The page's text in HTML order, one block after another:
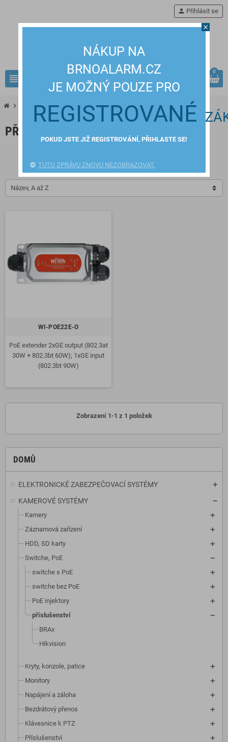
view_headline
person Přihlásit se
0
chevron_right KAMEROVÉ SYSTÉMY chevron_rightSwitche, PoE chevron_right příslušenství
DOMŮ
ELEKTRONICKÉ ZABEZPEČOVACÍ SYSTÉMY
KAMEROVÉ SYSTÉMY
Kamery
Záznamová zařízení
HDD, SD karty
Switche, PoE
switche s PoE
switche bez PoE
PoE injektory
příslušenství
BRAx
Hikvision
Kryty, konzole, patice
Monitory
Napájení a záloha
Bezdrátový přenos
Klávesnice k PTZ
Příslušenství
PŘÍSLUŠENSTVÍ
Název, A až Z
WI-POE22E-O
PoE extender 2xGE output (802.3at
30W + 802.3bt 60W); 1xGE input
(802.3bt 90W)
Zobrazení 1-1 z 1 položek
close
NÁKUP NA
BRNOALARM.CZ
JE MOŽNÝ POUZE PRO
REGISTROVANÉ
POKUD JSTE JIŽ REGISTROVÁNÍ, PŘIHLASTE SE!
TUTO ZPRÁVU ZNOVU NEZOBRAZOVAT.